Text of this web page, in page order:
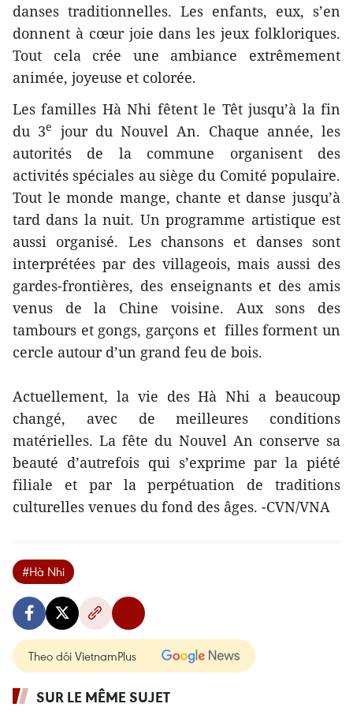
danses traditionnelles. Les enfants, eux, s’en
donnent à cœur joie dans les jeux folkloriques.
Tout cela crée une ambiance extrêmement
animée, joyeuse et colorée.
Les familles Hà Nhi fêtent le Têt jusqu’à la fin
du 3e
jour du Nouvel An. Chaque année, les
autorités de la commune organisent des
activités spéciales au siège du Comité populaire.
Tout le monde mange, chante et danse jusqu’à
tard dans la nuit. Un programme artistique est
aussi organisé. Les chansons et danses sont
interprétées par des villageois, mais aussi des
gardes-frontières, des enseignants et des amis
venus de la Chine voisine. Aux sons des
tambours et gongs, garçons et filles forment un
cercle autour d’un grand feu de bois.
Actuellement, la vie des Hà Nhi a beaucoup
changé, avec de meilleures conditions
matérielles. La fête du Nouvel An conserve sa
beauté d’autrefois qui s’exprime par la piété
filiale et par la perpétuation de traditions
culturelles venues du fond des âges. -CVN/VNA
#Hà Nhi
Theo dõi VietnamPlus
SUR LE MÊME SUJET